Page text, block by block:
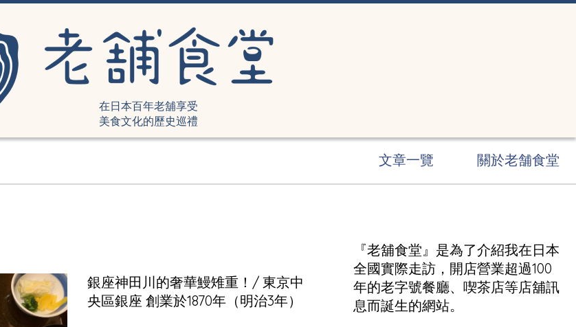
在日本百年老舖享受
美食文化的歷史巡禮
文章一覽 關於老舗食堂
銀座神田川的奢華鰻雉重！/ 東京中
央區銀座 創業於1870年（明治3年）
『老舖食堂』是為了介紹我在日本
全國實際走訪，開店營業超過100
年的老字號餐廳、喫茶店等店舖訊
息而誕生的網站。